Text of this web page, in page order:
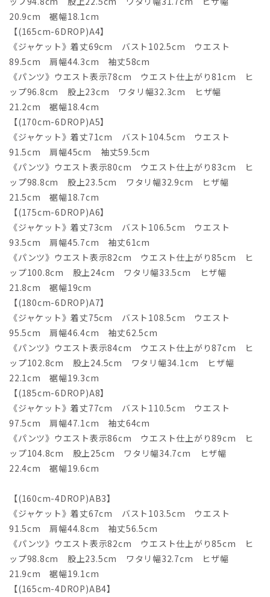
20.9cm 裾幅18.1cm
【(165cm-6DROP)A4】
《ジャケット》着丈69cm バスト102.5cm ウエスト
89.5cm 肩幅44.3cm 袖丈58cm
《パンツ》ウエスト表示78cm ウエスト仕上がり81cm ヒ
ップ96.8cm 股上23cm ワタリ幅32.3cm ヒザ幅
21.2cm 裾幅18.4cm
【(170cm-6DROP)A5】
《ジャケット》着丈71cm バスト104.5cm ウエスト
91.5cm 肩幅45cm 袖丈59.5cm
《パンツ》ウエスト表示80cm ウエスト仕上がり83cm ヒ
ップ98.8cm 股上23.5cm ワタリ幅32.9cm ヒザ幅
21.5cm 裾幅18.7cm
【(175cm-6DROP)A6】
《ジャケット》着丈73cm バスト106.5cm ウエスト
93.5cm 肩幅45.7cm 袖丈61cm
《パンツ》ウエスト表示82cm ウエスト仕上がり85cm ヒ
ップ100.8cm 股上24cm ワタリ幅33.5cm ヒザ幅
21.8cm 裾幅19cm
【(180cm-6DROP)A7】
《ジャケット》着丈75cm バスト108.5cm ウエスト
95.5cm 肩幅46.4cm 袖丈62.5cm
《パンツ》ウエスト表示84cm ウエスト仕上がり87cm ヒ
ップ102.8cm 股上24.5cm ワタリ幅34.1cm ヒザ幅
22.1cm 裾幅19.3cm
【(185cm-6DROP)A8】
《ジャケット》着丈77cm バスト110.5cm ウエスト
97.5cm 肩幅47.1cm 袖丈64cm
《パンツ》ウエスト表示86cm ウエスト仕上がり89cm ヒ
ップ104.8cm 股上25cm ワタリ幅34.7cm ヒザ幅
22.4cm 裾幅19.6cm
【(160cm-4DROP)AB3】
《ジャケット》着丈67cm バスト103.5cm ウエスト
91.5cm 肩幅44.8cm 袖丈56.5cm
《パンツ》ウエスト表示82cm ウエスト仕上がり85cm ヒ
ップ98.8cm 股上23.5cm ワタリ幅32.7cm ヒザ幅
21.9cm 裾幅19.1cm
【(165cm-4DROP)AB4】